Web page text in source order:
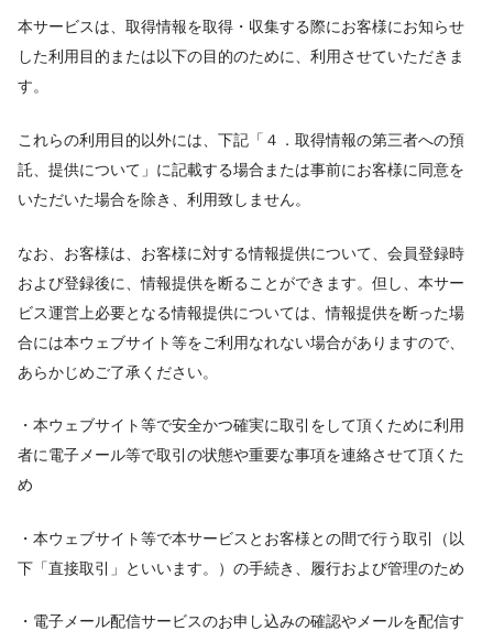
本サービスは、取得情報を取得・収集する際にお客様にお知らせ
した利用目的または以下の目的のために、利用させていただきま
す。
これらの利用目的以外には、下記「４．取得情報の第三者への預
託、提供について」に記載する場合または事前にお客様に同意を
いただいた場合を除き、利用致しません。
なお、お客様は、お客様に対する情報提供について、会員登録時
および登録後に、情報提供を断ることができます。但し、本サー
ビス運営上必要となる情報提供については、情報提供を断った場
合には本ウェブサイト等をご利用なれない場合がありますので、
あらかじめご了承ください。
・本ウェブサイト等で安全かつ確実に取引をして頂くために利用
者に電子メール等で取引の状態や重要な事項を連絡させて頂くた
め
・本ウェブサイト等で本サービスとお客様との間で行う取引（以
下「直接取引」といいます。）の手続き、履行および管理のため
・電子メール配信サービスのお申し込みの確認やメールを配信す